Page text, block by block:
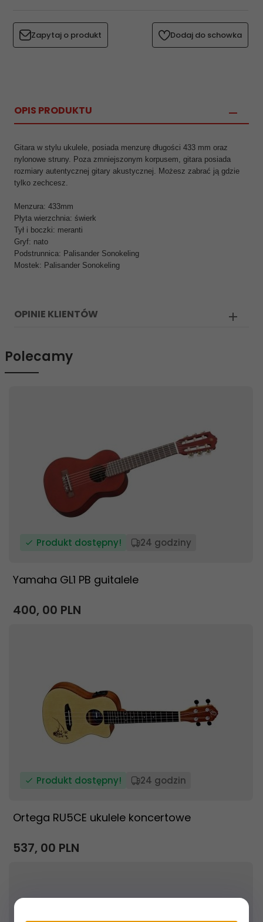
Zapytaj o produkt Dodaj do schowka
OPIS PRODUKTU
Gitara w stylu ukulele, posiada menzurę długości 433 mm oraz
nylonowe struny. Poza zmniejszonym korpusem, gitara posiada
rozmiary autentycznej gitary akustycznej. Możesz zabrać ją gdzie
tylko zechcesz.
Menzura: 433mm
Płyta wierzchnia: świerk
Tył i boczki: meranti
Gryf: nato
Podstrunnica: Palisander Sonokeling
Mostek: Palisander Sonokeling
OPINIE KLIENTÓW
Polecamy
Produkt dostępny! 24 godziny
Yamaha GL1 PB guitalele
400, 00 PLN
Produkt dostępny! 24 godzin
Ortega RU5CE ukulele koncertowe
537, 00 PLN